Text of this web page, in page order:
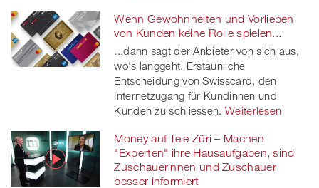
Wenn Gewohnheiten und Vorlieben
von Kunden keine Rolle spielen...
...dann sagt der Anbieter von sich aus,
wo's langgeht. Erstaunliche
Entscheidung von Swisscard, den
Internetzugang für Kundinnen und
Kunden zu schliessen. Weiterlesen
Money auf Tele Züri – Machen
"Experten" ihre Hausaufgaben, sind
Zuschauerinnen und Zuschauer
besser informiert